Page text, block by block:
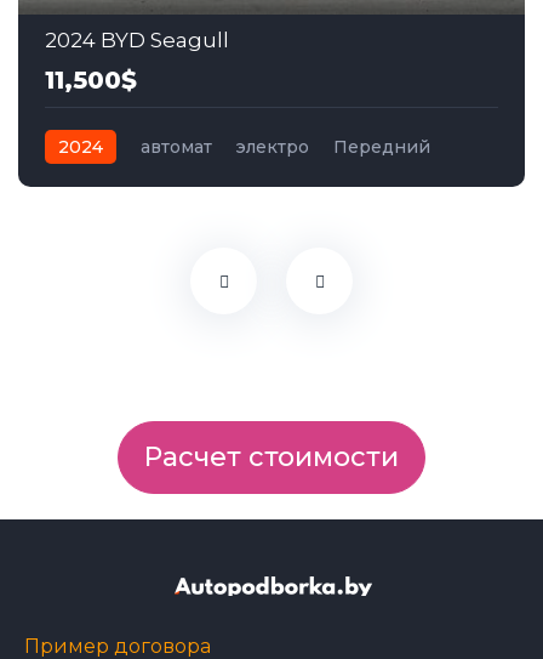
2024 BYD Seagull
11,500$
2024 автомат электро Передний
Расчет стоимости
Пример договора